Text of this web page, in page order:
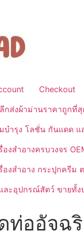
Checkout
กส่งผ้าม่านราคาถูกที่
ง โลชั่น กันแดด แล
งสำอางครบวงจร
งสำอาง กระปุกครี
ะอุปกรณ์สัตว์ ขายทั้ง
ออัจฉ